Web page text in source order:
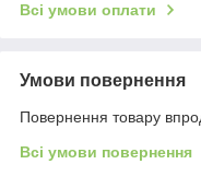
Всі умови оплати
Умови повернення
Повернення товару
Всі умови повернення